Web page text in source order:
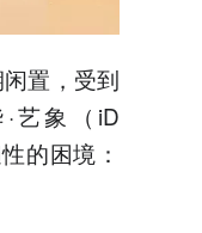
置，受到
艺象（iD
的困境：